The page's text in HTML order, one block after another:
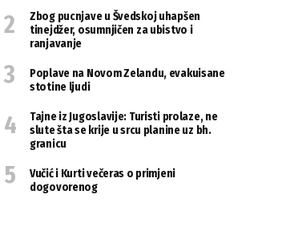
Zbog pucnjave u Švedskoj uhapšen
tinejdžer, osumnjičen za ubistvo i
ranjavanje
Poplave na Novom Zelandu, evakuisane
stotine ljudi
Tajne iz Jugoslavije: Turisti prolaze, ne
slute šta se krije u srcu planine uz bh.
granicu
Vučić i Kurti večeras o primjeni
dogovorenog